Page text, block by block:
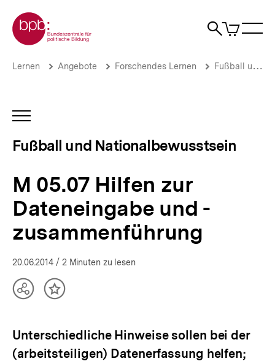
zum
Seiteninhalt
springen
Zur Startseite der bpb
Suche
Artikel
im
Dateneingabe
und
zusammenführung
und
Nationalbewusstsein
Brotkrümelnavigation
Pfadnavigation
Lernen Angebote Forschendes Lernen Fußball und Nationalbewusstsein
INHALTSNAVIGATION
Fußball und Nationalbewusstsein
M 05.07 Hilfen zur
Dateneingabe und -
zusammenführung
20.06.2014 / 2 Minuten zu lesen
TeilenInhalt
Unterschiedliche Hinweise sollen bei der
(arbeitsteiligen) Datenerfassung helfen;